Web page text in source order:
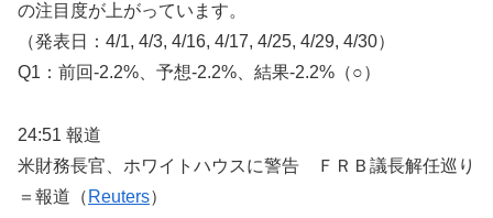
の注目度が上がっています。
（発表日：4/1, 4/3, 4/16, 4/17, 4/25, 4/29, 4/30）
Q1：前回-2.2%、予想-2.2%、結果-2.2%（○）
24:51 報道
米財務長官、ホワイトハウスに警告 ＦＲＢ議長解任巡り
＝報道（ Reuters）